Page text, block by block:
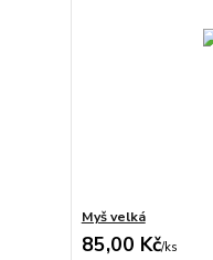
Myš velká
85,00 Kč/ks